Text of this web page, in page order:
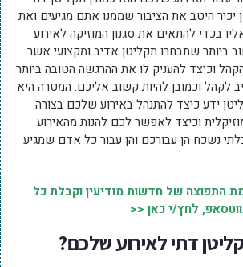
היטב את הציבור שממנו אתם מגיעים ואת
בכדי להתאים את סגנון המוזיקה לאירוע
ביותר שתבחרו תקליטן אדיב ומקצועי אשר
וכיצד להעניק לו את ההרגשה הטובה ביותר
לקהל וכמובן להיות קשוב אליכם. המטרה היא
ידע כיצד להתנהל באירוע שלכם בצורה
וכיצד לאפשר לכם להנות מהאירוע
נשכח הן עבורכם והן עבור כל אדם שמגיע
התפוצה של חדשות מודיעין וקבלת כל
לחץ/י כאן <<
דתי לאירוע שלכם?